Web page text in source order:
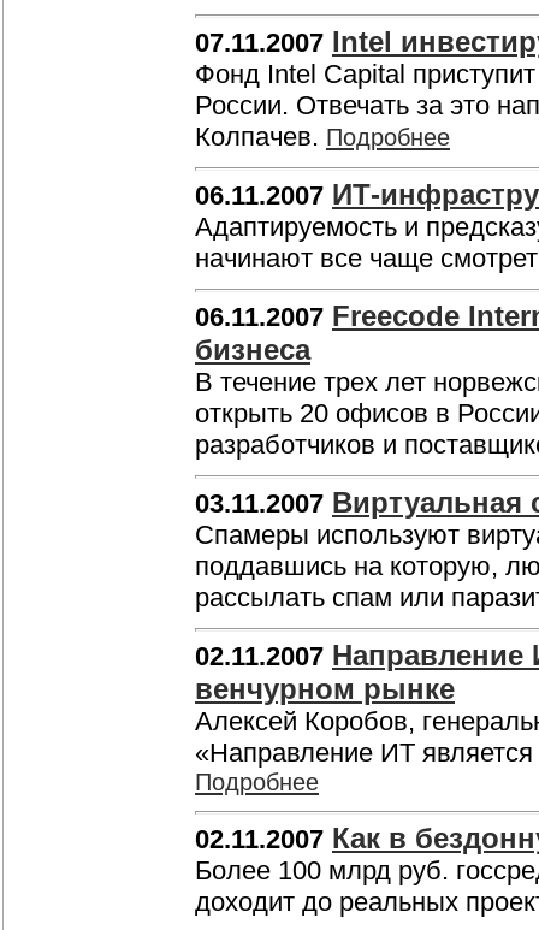
07.11.2007 Intel
Фонд Intel Capital
России. Отвечать за это
Колпачев. Подробнее
06.11.2007 ИТ-
Адаптируемость и
начинают все чаще
06.11.2007 Freecode
бизнеса
В течение трех лет
открыть 20 офисов в
разработчиков и
03.11.2007 Виртуальная
Спамеры используют
поддавшись на которую,
рассылать спам или
02.11.2007 Направление
венчурном рынке
Алексей Коробов,
«Направление ИТ
Подробнее
02.11.2007 Как в
Более 100 млрд руб.
доходит до реальных